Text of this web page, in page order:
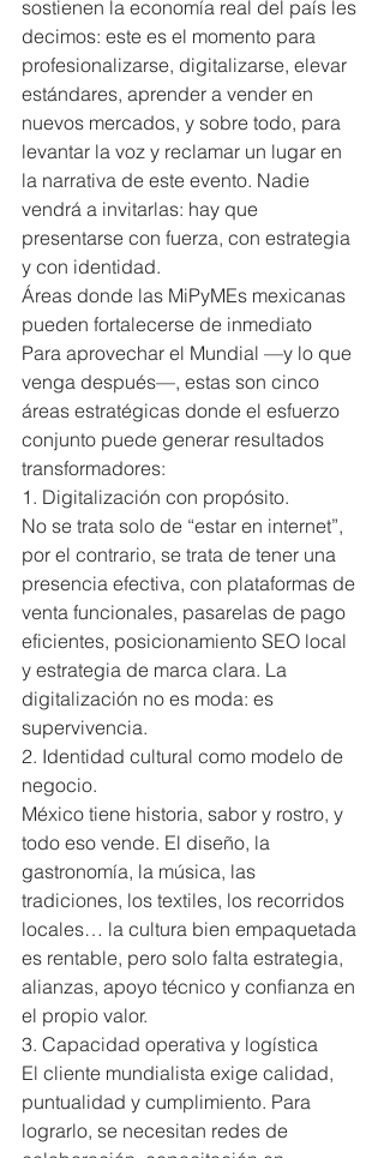
sostienen la economía real del país les
decimos: este es el momento para
profesionalizarse, digitalizarse, elevar
estándares, aprender a vender en
nuevos mercados, y sobre todo, para
levantar la voz y reclamar un lugar en
la narrativa de este evento. Nadie
vendrá a invitarlas: hay que
presentarse con fuerza, con estrategia
y con identidad.
Áreas donde las MiPyMEs mexicanas
pueden fortalecerse de inmediato
Para aprovechar el Mundial —y lo que
venga después—, estas son cinco
áreas estratégicas donde el esfuerzo
conjunto puede generar resultados
transformadores:
1. Digitalización con propósito.
No se trata solo de “estar en internet”,
por el contrario, se trata de tener una
presencia efectiva, con plataformas de
venta funcionales, pasarelas de pago
eficientes, posicionamiento SEO local
y estrategia de marca clara. La
digitalización no es moda: es
supervivencia.
2. Identidad cultural como modelo de
negocio.
México tiene historia, sabor y rostro, y
todo eso vende. El diseño, la
gastronomía, la música, las
tradiciones, los textiles, los recorridos
locales… la cultura bien empaquetada
es rentable, pero solo falta estrategia,
alianzas, apoyo técnico y confianza en
el propio valor.
3. Capacidad operativa y logística
El cliente mundialista exige calidad,
puntualidad y cumplimiento. Para
lograrlo, se necesitan redes de